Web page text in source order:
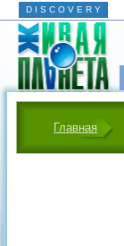
D I S C O V E R Y
Главная